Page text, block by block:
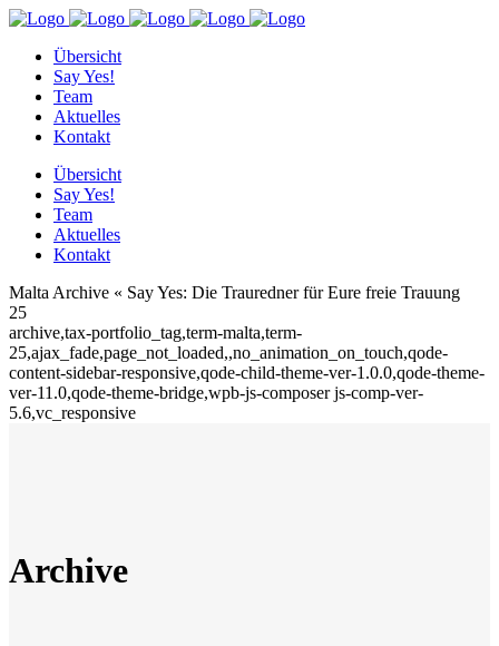
Übersicht
Say Yes!
Team
Aktuelles
Kontakt
Übersicht
Say Yes!
Team
Aktuelles
Kontakt
Malta Archive « Say Yes: Die Trauredner für Eure freie Trauung
25
archive,tax-portfolio_tag,term-malta,term-
25,ajax_fade,page_not_loaded,,no_animation_on_touch,qode-
content-sidebar-responsive,qode-child-theme-ver-1.0.0,qode-theme-
ver-11.0,qode-theme-bridge,wpb-js-composer js-comp-ver-
5.6,vc_responsive
Archive